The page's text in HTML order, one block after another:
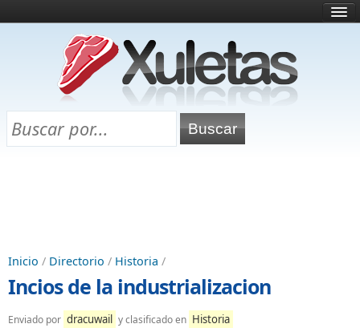
¿Qué es esto?
Directorio
Chuletas para exámenes
Inicio / Directorio / Historia /
Incios de la industrializacion
Enviado por dracuwail y clasificado en Historia